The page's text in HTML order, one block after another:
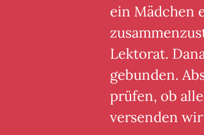
ein Mädchen
Lektorat.
gebunden.
prüfen, ob
versenden